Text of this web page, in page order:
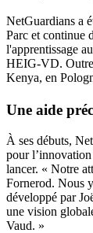
NetGuardians a
Parc et continue
l'apprentissage
HEIG-VD. Outre
Kenya, en
Une aide
À ses débuts,
pour
lancer. « Notre
Fornerod. Nous
développé par
une vision
Vaud. »